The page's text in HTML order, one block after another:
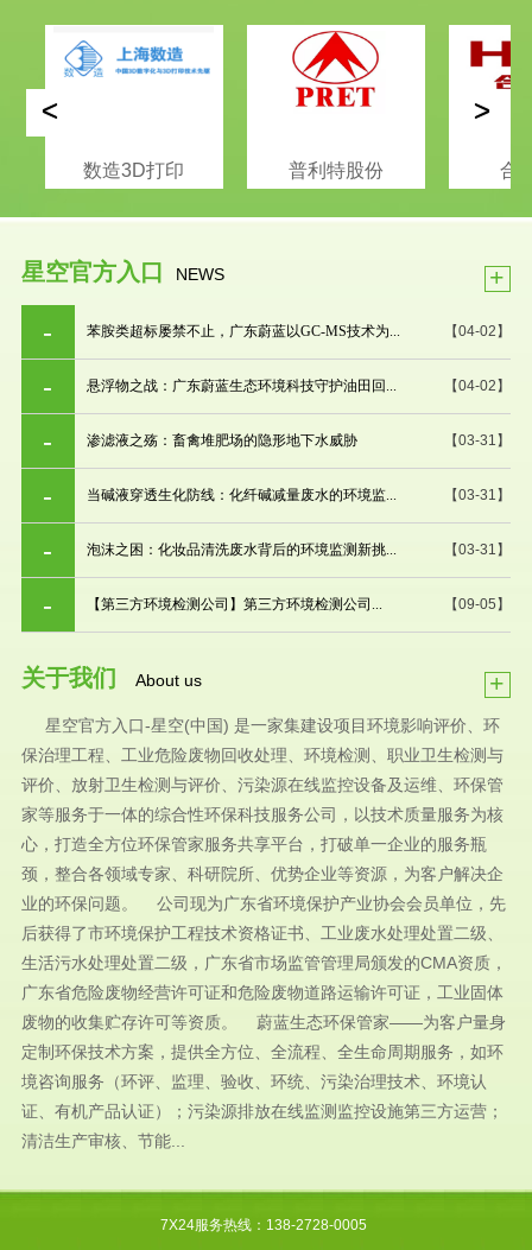
数造3D打印 普利特股份 合
< >
星空官方入口 NEWS +
【04-02】
苯胺类超标屡禁不止，广东蔚蓝以GC-MS技术为...
【04-02】
悬浮物之战：广东蔚蓝生态环境科技守护油田回...
【03-31】
渗滤液之殇：畜禽堆肥场的隐形地下水威胁
【03-31】
当碱液穿透生化防线：化纤碱减量废水的环境监...
【03-31】
泡沫之困：化妆品清洗废水背后的环境监测新挑...
【09-05】
【第三方环境检测公司】第三方环境检测公司...
关于我们 About us +
星空官方入口-星空(中国) 是一家集建设项目环境影响评价、环
保治理工程、工业危险废物回收处理、环境检测、职业卫生检测与
评价、放射卫生检测与评价、污染源在线监控设备及运维、环保管
家等服务于一体的综合性环保科技服务公司，以技术质量服务为核
心，打造全方位环保管家服务共享平台，打破单一企业的服务瓶
颈，整合各领域专家、科研院所、优势企业等资源，为客户解决企
业的环保问题。 公司现为广东省环境保护产业协会会员单位，先
后获得了市环境保护工程技术资格证书、工业废水处理处置二级、
生活污水处理处置二级，广东省市场监管管理局颁发的CMA资质，
广东省危险废物经营许可证和危险废物道路运输许可证，工业固体
废物的收集贮存许可等资质。 蔚蓝生态环保管家——为客户量身
定制环保技术方案，提供全方位、全流程、全生命周期服务，如环
境咨询服务（环评、监理、验收、环统、污染治理技术、环境认
证、有机产品认证）；污染源排放在线监测监控设施第三方运营；
清洁生产审核、节能...
7X24服务热线：138-2728-0005